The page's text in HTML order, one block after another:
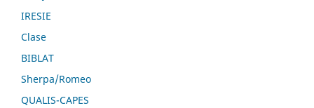
IRESIE
Clase
BIBLAT
Sherpa/Romeo
QUALIS-CAPES